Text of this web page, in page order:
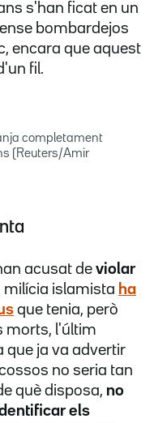
s'han ficat en un
bombardejos
encara que aquest
fil.
completament
(Reuters/Amir
acusat de violar
milícia islamista ha
que tenia, però
morts, l'últim
que ja va advertir
no seria tan
què disposa, no
els